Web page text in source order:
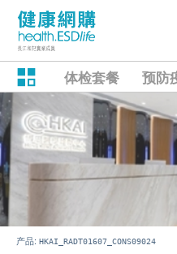
体检套餐 预防
产品: HKAI_RADT01607_CONS09024